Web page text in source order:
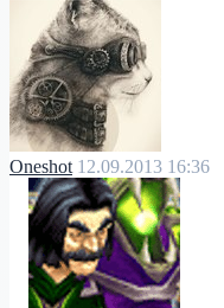
Oneshot 12.09.2013 16:36